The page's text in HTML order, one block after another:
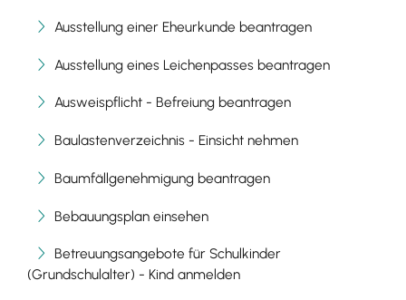
Ausstellung einer Eheurkunde beantragen
Ausstellung eines Leichenpasses beantragen
Ausweispflicht - Befreiung beantragen
Baulastenverzeichnis - Einsicht nehmen
Baumfällgenehmigung beantragen
Bebauungsplan einsehen
Betreuungsangebote für Schulkinder
(Grundschulalter) - Kind anmelden